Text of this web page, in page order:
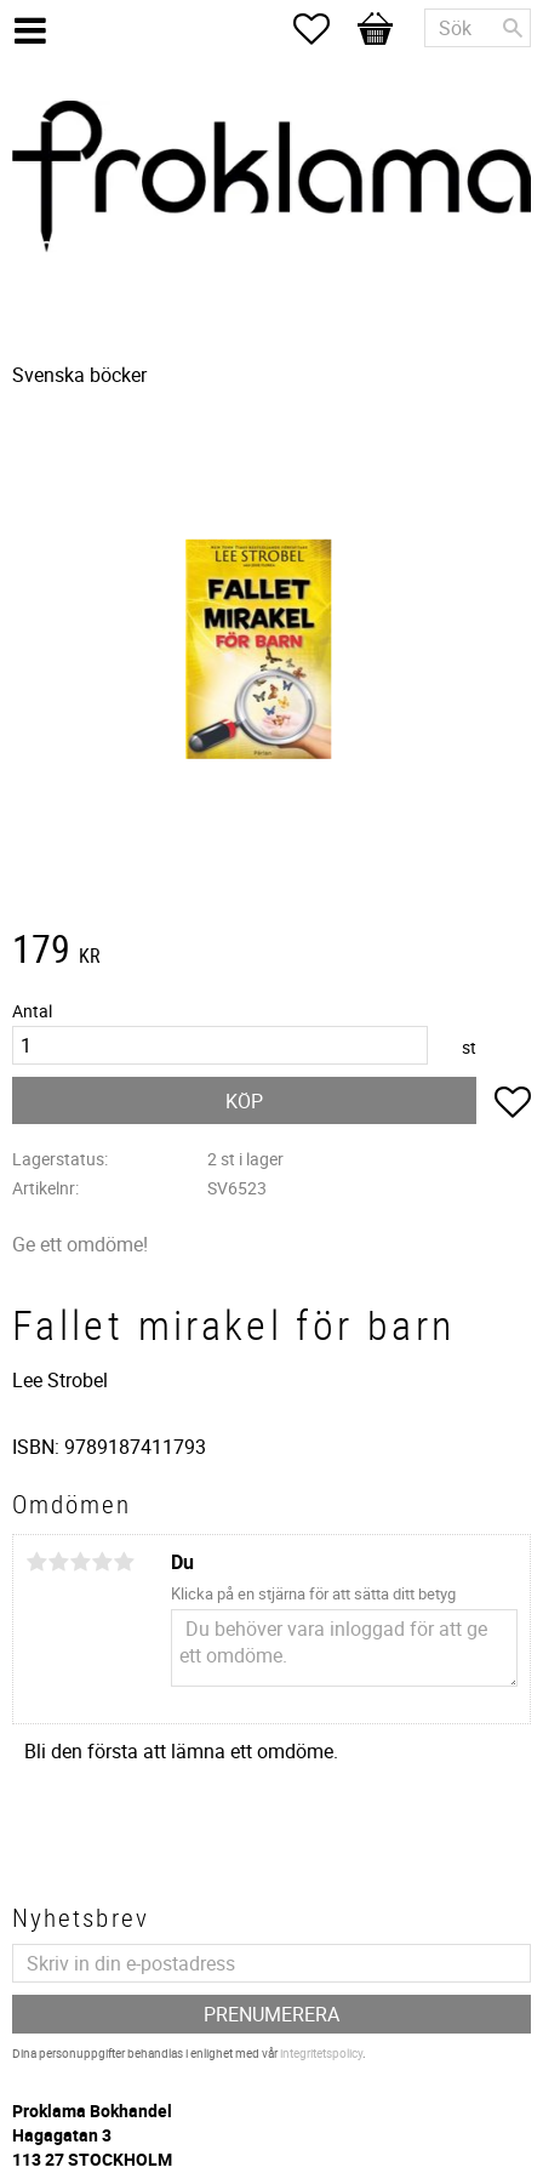
Favoriter
Kundvagn
Svenska böcker
179 KR
Antal
st
KÖP
Lagerstatus
2 st i lager
Artikelnr
SV6523
Ge ett omdöme!
Fallet mirakel för barn
Lee Strobel
ISBN: 9789187411793
Omdömen
Du
Klicka på en stjärna för att sätta ditt betyg
Bli den första att lämna ett omdöme.
Nyhetsbrev
PRENUMERERA
Dina personuppgifter behandlas i enlighet med vårintegritetspolicy.
Proklama Bokhandel
Hagagatan 3
113 27 STOCKHOLM